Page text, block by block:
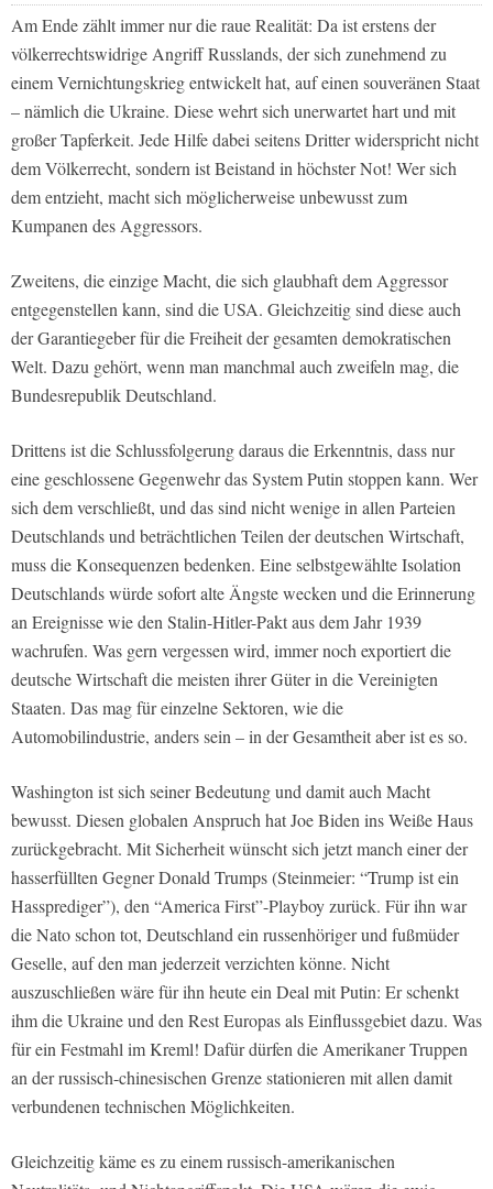
Am Ende zählt immer nur die raue Realität: Da ist erstens der
völkerrechtswidrige Angriff Russlands, der sich zunehmend zu
einem Vernichtungskrieg entwickelt hat, auf einen souveränen Staat
– nämlich die Ukraine. Diese wehrt sich unerwartet hart und mit
großer Tapferkeit. Jede Hilfe dabei seitens Dritter widerspricht nicht
dem Völkerrecht, sondern ist Beistand in höchster Not! Wer sich
dem entzieht, macht sich möglicherweise unbewusst zum
Kumpanen des Aggressors.
Zweitens, die einzige Macht, die sich glaubhaft dem Aggressor
entgegenstellen kann, sind die USA. Gleichzeitig sind diese auch
der Garantiegeber für die Freiheit der gesamten demokratischen
Welt. Dazu gehört, wenn man manchmal auch zweifeln mag, die
Bundesrepublik Deutschland.
Drittens ist die Schlussfolgerung daraus die Erkenntnis, dass nur
eine geschlossene Gegenwehr das System Putin stoppen kann. Wer
sich dem verschließt, und das sind nicht wenige in allen Parteien
Deutschlands und beträchtlichen Teilen der deutschen Wirtschaft,
muss die Konsequenzen bedenken. Eine selbstgewählte Isolation
Deutschlands würde sofort alte Ängste wecken und die Erinnerung
an Ereignisse wie den Stalin-Hitler-Pakt aus dem Jahr 1939
wachrufen. Was gern vergessen wird, immer noch exportiert die
deutsche Wirtschaft die meisten ihrer Güter in die Vereinigten
Staaten. Das mag für einzelne Sektoren, wie die
Automobilindustrie, anders sein – in der Gesamtheit aber ist es so.
Washington ist sich seiner Bedeutung und damit auch Macht
bewusst. Diesen globalen Anspruch hat Joe Biden ins Weiße Haus
zurückgebracht. Mit Sicherheit wünscht sich jetzt manch einer der
hasserfüllten Gegner Donald Trumps (Steinmeier: “Trump ist ein
Hassprediger”), den “America First”-Playboy zurück. Für ihn war
die Nato schon tot, Deutschland ein russenhöriger und fußmüder
Geselle, auf den man jederzeit verzichten könne. Nicht
auszuschließen wäre für ihn heute ein Deal mit Putin: Er schenkt
ihm die Ukraine und den Rest Europas als Einflussgebiet dazu. Was
für ein Festmahl im Kreml! Dafür dürfen die Amerikaner Truppen
an der russisch-chinesischen Grenze stationieren mit allen damit
verbundenen technischen Möglichkeiten.
Gleichzeitig käme es zu einem russisch-amerikanischen